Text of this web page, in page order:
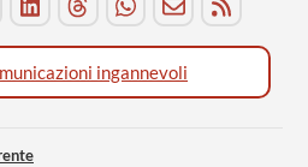
ingannevoli